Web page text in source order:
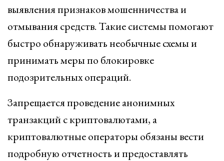
выявления признаков мошенничества и
отмывания средств. Такие системы помогают
быстро обнаруживать необычные схемы и
принимать меры по блокировке
подозрительных операций.
Запрещается проведение анонимных
транзакций с криптовалютами, а
криптовалютные операторы обязаны вести
подробную отчетность и предоставлять